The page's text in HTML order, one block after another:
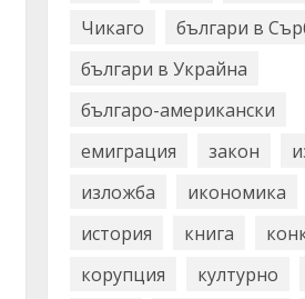
Чикаго
българи в
българи в Украйна
българо-американски
емиграция
закон
изложба
икономика
история
книга
корупция
културно